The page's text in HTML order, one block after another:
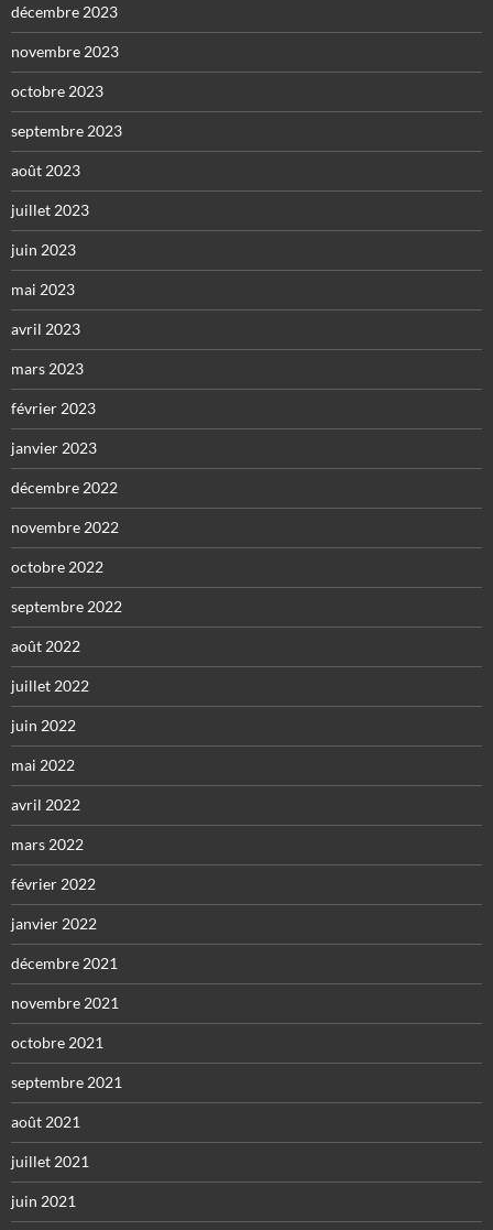
décembre 2023
novembre 2023
octobre 2023
septembre 2023
août 2023
juillet 2023
juin 2023
mai 2023
avril 2023
mars 2023
février 2023
janvier 2023
décembre 2022
novembre 2022
octobre 2022
septembre 2022
août 2022
juillet 2022
juin 2022
mai 2022
avril 2022
mars 2022
février 2022
janvier 2022
décembre 2021
novembre 2021
octobre 2021
septembre 2021
août 2021
juillet 2021
juin 2021